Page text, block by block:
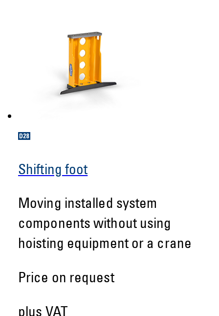
Shifting foot
Moving installed system
components without using
hoisting equipment or a crane
Price on request